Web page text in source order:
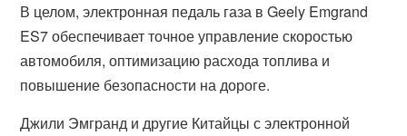
В целом, электронная педаль газа в Geely Emgrand
ES7 обеспечивает точное управление скоростью
автомобиля, оптимизацию расхода топлива и
повышение безопасности на дороге.
Джили Эмгранд и другие Китайцы с электронной